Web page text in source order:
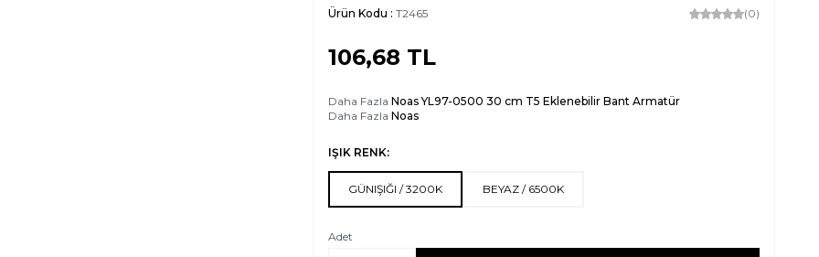
Ürün Kodu : T2465 (0)
106,68 TL
Daha Fazla Noas YL97-0500 30 cm T5 Eklenebilir Bant Armatür
Daha Fazla Noas
IŞIK RENK:
GÜNIŞIĞI / 3200K BEYAZ / 6500K
Adet